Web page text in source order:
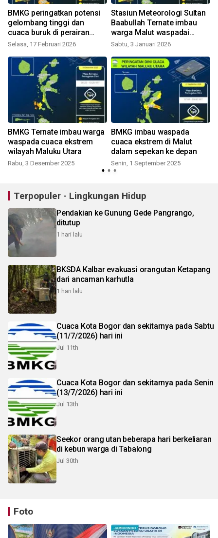
BMKG peringatkan potensi
gelombang tinggi dan
cuaca buruk di perairan
Maluku Utara
Selasa, 17 Februari 2026
Stasiun Meteorologi Sultan
Baabullah Ternate imbau
warga Malut waspadai
cuaca buruk
Sabtu, 3 Januari 2026
BMKG Ternate imbau warga
waspada cuaca ekstrem
wilayah Maluku Utara
Rabu, 3 Desember 2025
BMKG imbau waspada
cuaca ekstrem di Malut
dalam sepekan ke depan
Senin, 1 September 2025
Terpopuler - Lingkungan Hidup
Pendakian ke Gunung Gede Pangrango,
ditutup
1 hari lalu
BKSDA Kalbar evakuasi orangutan Ketapang
dari ancaman karhutla
1 hari lalu
Cuaca Kota Bogor dan sekitarnya pada Sabtu
(11/7/2026) hari ini
Jul 11th
Cuaca Kota Bogor dan sekitarnya pada Senin
(13/7/2026) hari ini
Jul 13th
Seekor orang utan beberapa hari berkeliaran
di kebun warga di Tabalong
Jul 30th
Foto